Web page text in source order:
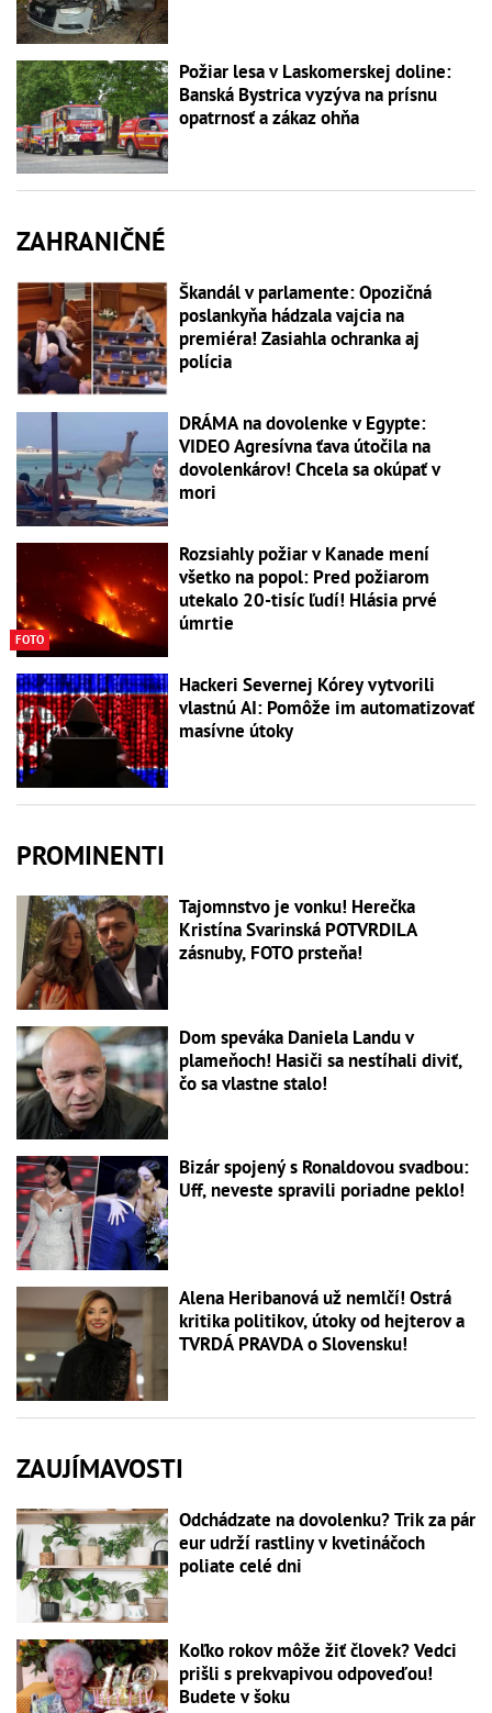
Požiar lesa v Laskomerskej doline:
Banská Bystrica vyzýva na prísnu
opatrnosť a zákaz ohňa
ZAHRANIČNÉ
Škandál v parlamente: Opozičná
poslankyňa hádzala vajcia na
premiéra! Zasiahla ochranka aj
polícia
DRÁMA na dovolenke v Egypte:
VIDEO Agresívna ťava útočila na
dovolenkárov! Chcela sa okúpať v
mori
FOTO
Rozsiahly požiar v Kanade mení
všetko na popol: Pred požiarom
utekalo 20-tisíc ľudí! Hlásia prvé
úmrtie
Hackeri Severnej Kórey vytvorili
vlastnú AI: Pomôže im automatizovať
masívne útoky
PROMINENTI
Tajomnstvo je vonku! Herečka
Kristína Svarinská POTVRDILA
zásnuby, FOTO prsteňa!
Dom speváka Daniela Landu v
plameňoch! Hasiči sa nestíhali diviť,
čo sa vlastne stalo!
Bizár spojený s Ronaldovou svadbou:
Uff, neveste spravili poriadne peklo!
Alena Heribanová už nemlčí! Ostrá
kritika politikov, útoky od hejterov a
TVRDÁ PRAVDA o Slovensku!
ZAUJÍMAVOSTI
Odchádzate na dovolenku? Trik za pár
eur udrží rastliny v kvetináčoch
poliate celé dni
Koľko rokov môže žiť človek? Vedci
prišli s prekvapivou odpoveďou!
Budete v šoku